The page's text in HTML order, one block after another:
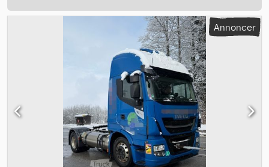
Annoncer